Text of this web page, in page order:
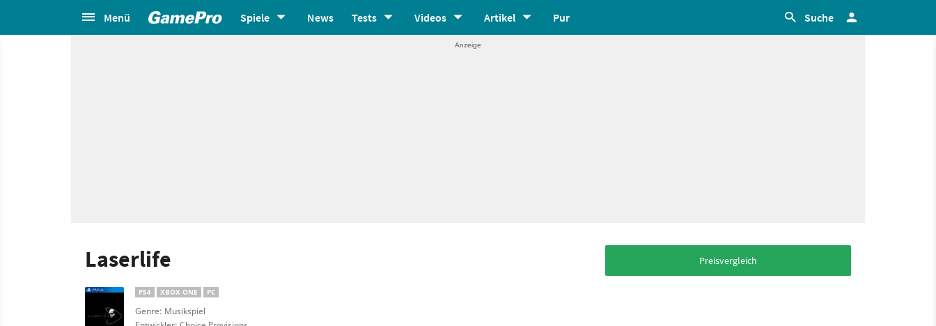
Menü Spiele News Tests Videos Artikel Pur Suche
Laserlife
PS4 XBOX ONE PC
Genre: Musikspiel
Preisvergleich